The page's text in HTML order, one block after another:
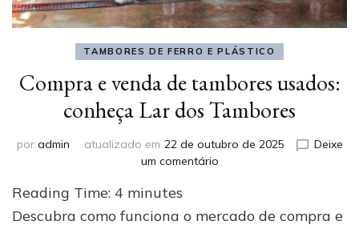
TAMBORES DE FERRO E PLÁSTICO
Compra e venda de tambores usados:
conheça Lar dos Tambores
por admin atualizado em 22 de outubro de 2025
Deixe
um comentárioem
venda
Reading Time: 4 minutes
Descubra como funciona o mercado de compra e